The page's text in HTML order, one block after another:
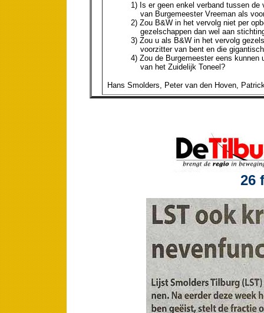
1) Is er geen enkel verband tussen
van Burgemeester Vreeman als
2) Zou B&W in het vervolg niet per
gezelschappen dan wel aan
3) Zou u als B&W in het vervolg
voorzitter van bent en die
4) Zou de Burgemeester eens
van het Zuidelijk Toneel?
Hans Smolders, Peter van den Hoven,
26